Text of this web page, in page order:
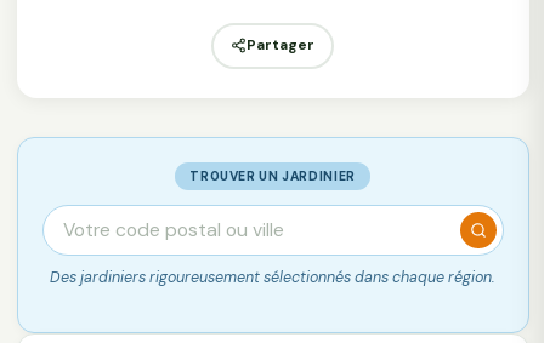
Partager
TROUVER UN JARDINIER
Des jardiniers rigoureusement sélectionnés dans chaque région.